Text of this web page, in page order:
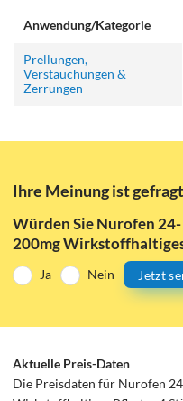
Anwendung/Kategorie
Prellungen,
Verstauchungen &
Zerrungen
Ihre Meinung ist
Würden Sie Nurofen
200mg
Ja Nein Jetzt
Aktuelle Preis-Daten
Die Preisdaten für Nurofen